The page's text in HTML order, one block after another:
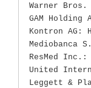
Warner
GAM Holding
Kontron AG:
Mediobanca
ResMed Inc.:
United
Leggett &